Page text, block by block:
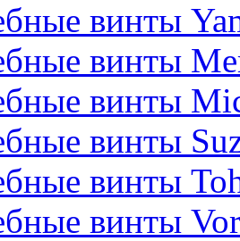
винты
винты
винты
винты
винты
винты